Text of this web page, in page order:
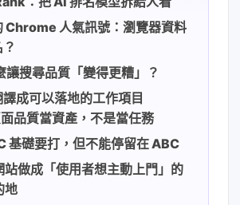
Chrome 人氣訊號：瀏覽器資料
讓搜尋品質「變得更糟」？
成可以落地的工作項目
品質當資產，不是當任務
基礎要打，但不能停留在 ABC
站做成「使用者想主動上門」的
地